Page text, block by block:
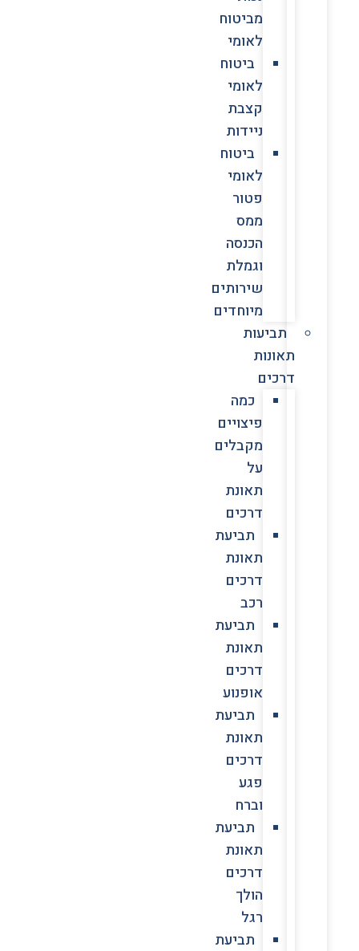
מביטוח
לאומי
ביטוח
לאומי
קצבת
ניידות
ביטוח
לאומי
פטור
ממס
הכנסה
וגמלת
שירותים
מיוחדים
תביעות
תאונות
דרכים
כמה
פיצויים
מקבלים
על
תאונת
דרכים
תביעת
תאונת
דרכים
רכב
תביעת
תאונת
דרכים
אופנוע
תביעת
תאונת
דרכים
פגע
וברח
תביעת
תאונת
דרכים
הולך
רגל
תביעת